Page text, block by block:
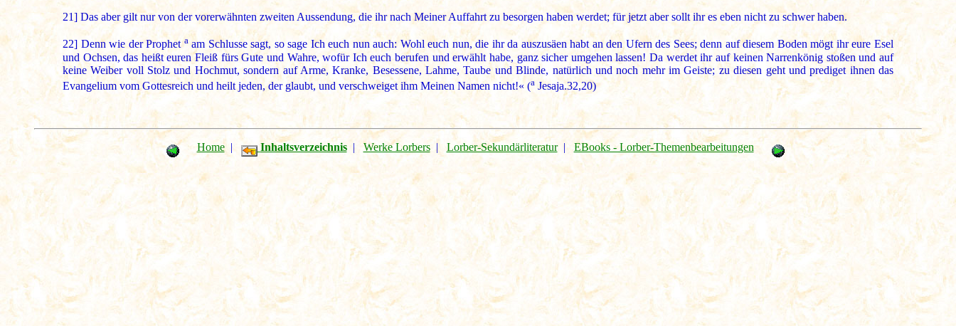
21] Das aber gilt nur von der vorerwähnten zweiten Aussendung, die ihr nach Meiner Auffahrt zu besorgen haben werdet; für jetzt aber sollt ihr es eben nicht zu schwer haben.
22] Denn wie der Prophetaam Schlusse sagt, so sage Ich euch nun auch: Wohl euch nun, die ihr da auszusäen habt an den Ufern des Sees; denn auf diesem Boden mögt ihr eure Esel
und Ochsen, das heißt euren Fleiß fürs Gute und Wahre, wofür Ich euch berufen und erwählt habe, ganz sicher umgehen lassen! Da werdet ihr auf keinen Narrenkönig stoßen und auf
keine Weiber voll Stolz und Hochmut, sondern auf Arme, Kranke, Besessene, Lahme, Taube und Blinde, natürlich und noch mehr im Geiste; zu diesen geht und prediget ihnen das
Evangelium vom Gottesreich und heilt jeden, der glaubt, und verschweiget ihm Meinen Namen nicht!« (a Jesaja.32,20)
Home| Inhaltsverzeichnis|Werke Lorbers| Lorber-Sekundärliteratur| EBooks - Lorber-Themenbearbeitungen